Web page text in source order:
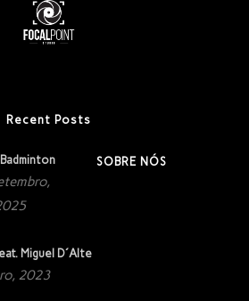
Recent Posts
Miguel D´Alte
2023
SOBRE NÓS